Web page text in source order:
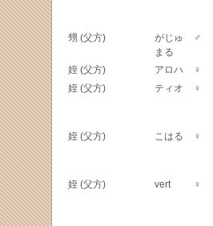
甥 (父方)
がじゅ
まる
♂
姪 (父方) アロハ ♀
姪 (父方) ティオ ♀
姪 (父方) こはる ♀
姪 (父方) vert ♀